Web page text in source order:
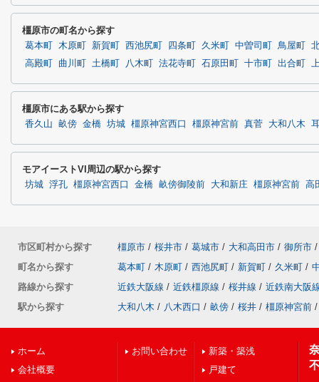
橿原市の町名から探す
葛本町 木原町 新賀町 西池尻町 四条町 久米町 中曽司町 鳥屋町
高殿町
曲川町 土橋町 八木町 法花寺町 石原田町 十市町 出合町
橿原市にある駅から探す
香久山 畝傍 金橋 坊城 橿原神宮西口 橿原神宮前 真菅 大和八木
モアイーストVI周辺の駅から探す
坊城 浮孔 橿原神宮西口 金橋 畝傍御陵前 大和新庄 橿原神宮前 高
市区町村から探す 橿原市 / 桜井市 / 葛城市 / 大和高田市 / 御所市 /
町名から探す
葛本町 / 木原町 / 西池尻町 / 新賀町 / 久米町 /
路線から探す
近鉄大阪線 / 近鉄橿原線 / 桜井線 / 近鉄南大阪
駅から探す
大和八木 / 八木西口 / 畝傍 / 桜井 / 橿原神宮前 /
ホーム
会社概要
お問い合わせ
新築・築浅
戸建て